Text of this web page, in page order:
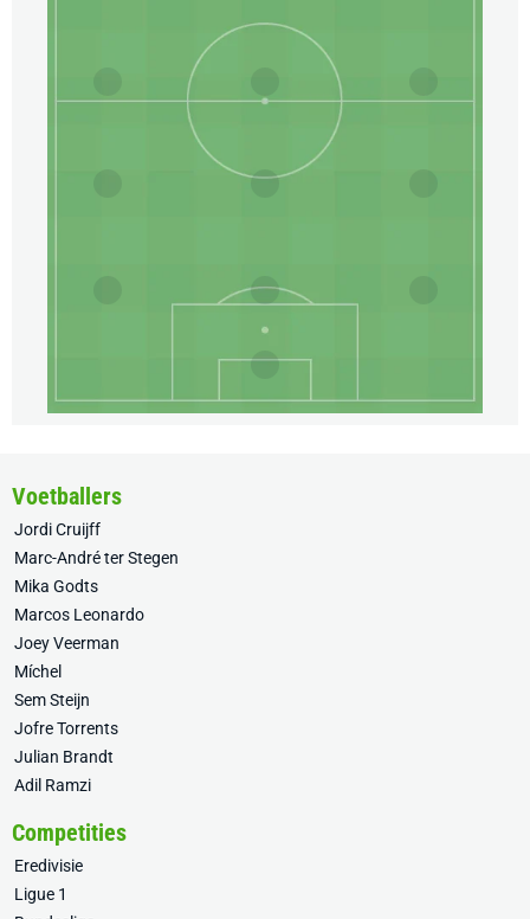
Voetballers
Jordi Cruijff
Marc-André ter Stegen
Mika Godts
Marcos Leonardo
Joey Veerman
Míchel
Sem Steijn
Jofre Torrents
Julian Brandt
Adil Ramzi
Competities
Eredivisie
Ligue 1